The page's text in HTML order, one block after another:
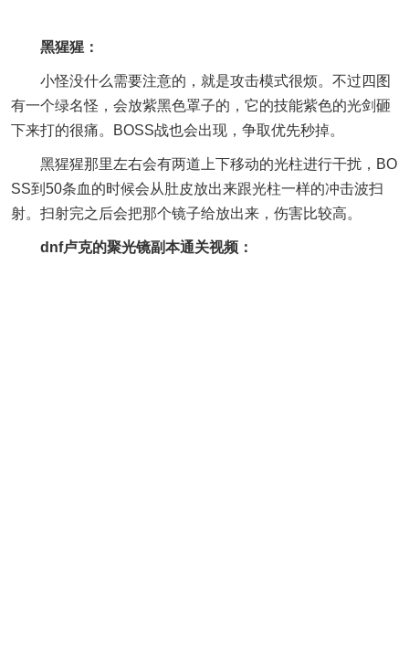
黑猩猩：
小怪没什么需要注意的，就是攻击模式很烦。不过四图
有一个绿名怪，会放紫黑色罩子的，它的技能紫色的光剑砸
下来打的很痛。BOSS战也会出现，争取优先秒掉。
黑猩猩那里左右会有两道上下移动的光柱进行干扰，BO
SS到50条血的时候会从肚皮放出来跟光柱一样的冲击波扫
射。扫射完之后会把那个镜子给放出来，伤害比较高。
dnf卢克的聚光镜副本通关视频：